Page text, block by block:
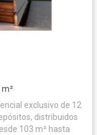
m²
exclusivo de 12
distribuidos
103 m² hasta